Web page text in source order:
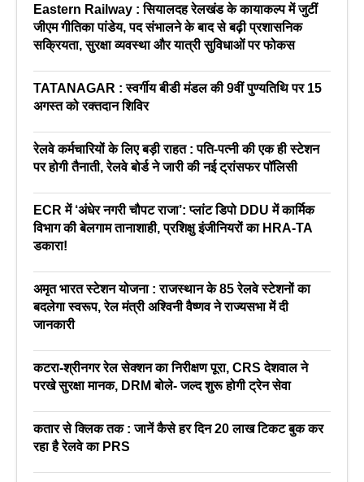
Eastern Railway : सियालदह रेलखंड के कायाकल्प में जुटीं
जीएम गीतिका पांडेय, पद संभालने के बाद से बढ़ी प्रशासनिक
सक्रियता, सुरक्षा व्यवस्था और यात्री सुविधाओं पर फोकस
TATANAGAR : स्वर्गीय बीडी मंडल की 9वीं पुण्यतिथि पर 15
अगस्त को रक्तदान शिविर
रेलवे कर्मचारियों के लिए बड़ी राहत : पति-पत्नी की एक ही स्टेशन
पर होगी तैनाती, रेलवे बोर्ड ने जारी की नई ट्रांसफर पॉलिसी
ECR में ‘अंधेर नगरी चौपट राजा’: प्लांट डिपो DDU में कार्मिक
विभाग की बेलगाम तानाशाही, प्रशिक्षु इंजीनियरों का HRA-TA
डकारा!
अमृत भारत स्टेशन योजना : राजस्थान के 85 रेलवे स्टेशनों का
बदलेगा स्वरूप, रेल मंत्री अश्विनी वैष्णव ने राज्यसभा में दी
जानकारी
कटरा-श्रीनगर रेल सेक्शन का निरीक्षण पूरा, CRS देशवाल ने
परखे सुरक्षा मानक, DRM बोले- जल्द शुरू होगी ट्रेन सेवा
कतार से क्लिक तक : जानें कैसे हर दिन 20 लाख टिकट बुक कर
रहा है रेलवे का PRS